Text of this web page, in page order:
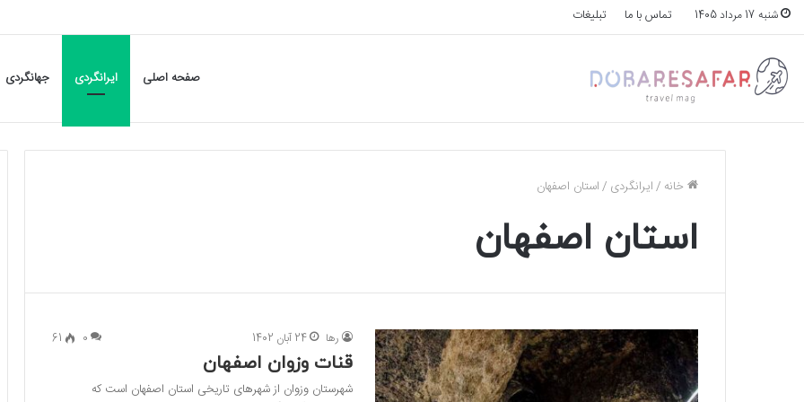
شنبه 17 مرداد 1405 تماس با ما تبلیغات
صفحه اصلی ایرانگردی جهانگردی
خانه /ایرانگردی /استان اصفهان
استان اصفهان
رها 24 آبان 1402 0
61
قنات وزوان اصفهان
شهرستان وزوان از شهرهای تاریخی استان اصفهان است که